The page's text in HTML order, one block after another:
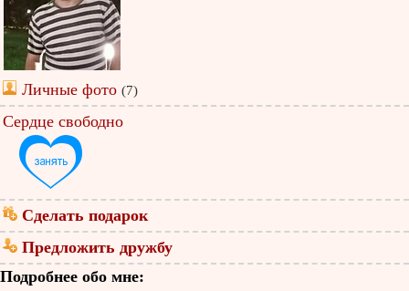
Личные фото (7)
Сердце свободно
Сделать подарок
Предложить дружбу
Подробнее обо мне: